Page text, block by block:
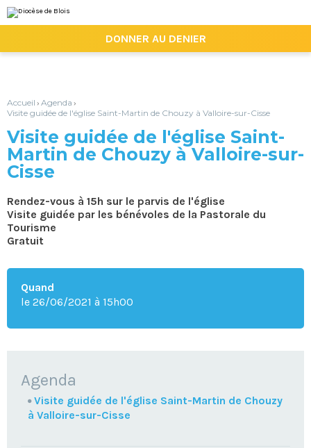
au
contenu.
la
personnels
DONNER AU DENIER
Accueil › Agenda ›
Visite guidée de l'église Saint-Martin de Chouzy à Valloire-sur-Cisse
Visite guidée de l'église Saint-
Martin de Chouzy à Valloire-sur-
Cisse
Rendez-vous à 15h sur le parvis de l'église
Visite guidée par les bénévoles de la Pastorale du
Tourisme
Gratuit
Quand
le 26/06/2021 à 15h00
NAVIGATION
Agenda
Visite guidée de l'église Saint-Martin de Chouzy
à Valloire-sur-Cisse